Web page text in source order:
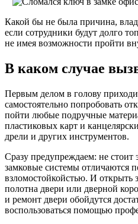
Какой бы не была причина,
если сотрудники будут долго
не имея возможности пройти
В каком случае
Первым делом в голову
самостоятельно попробовать
пойти любые подручные
пластиковых карт и
дрели и других инструментов.
Сразу предупреждаем: не стоит
замковые системы отличаются
взломостойкойстью. И открыть
полотна двери или дверной
и ремонт двери обойдутся
воспользоваться помощью